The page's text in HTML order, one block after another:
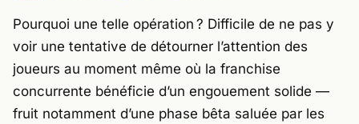
Pourquoi une telle opération ? Difficile de ne pas y
voir une tentative de détourner l’attention des
joueurs au moment même où la franchise
concurrente bénéficie d’un engouement solide —
fruit notamment d’une phase bêta saluée par les